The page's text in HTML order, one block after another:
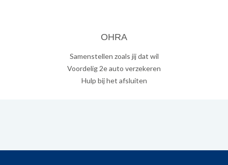
OHRA
Samenstellen zoals jij dat wil
Voordelig 2e auto verzekeren
Hulp bij het afsluiten